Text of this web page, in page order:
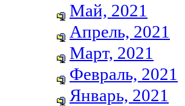
Май, 2021
Апрель, 2021
Март, 2021
Февраль, 2021
Январь, 2021